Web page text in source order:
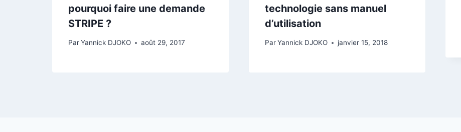
pourquoi faire une demande
STRIPE ?
Par Yannick DJOKO août 29, 2017
technologie sans manuel
d’utilisation
ParYannick DJOKO janvier 15, 2018